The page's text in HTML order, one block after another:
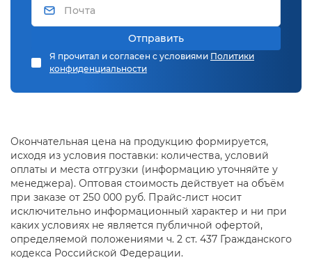
Отправить
Я прочитал и согласен с условиями Политики
конфиденциальности
Окончательная цена на продукцию формируется,
исходя из условия поставки: количества, условий
оплаты и места отгрузки (информацию уточняйте у
менеджера). Оптовая стоимость действует на объём
при заказе от 250 000 руб. Прайс-лист носит
исключительно информационный характер и ни при
каких условиях не является публичной офертой,
определяемой положениями ч. 2 ст. 437 Гражданского
кодекса Российской Федерации.